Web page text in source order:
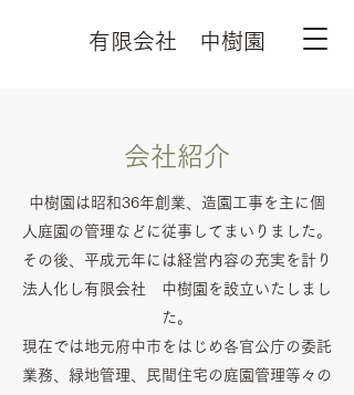
有限会社 中樹園
​会社紹介
中樹園は昭和36年創業、造園工事を主に個
人庭園の管理などに従事してまいりました。
その後、平成元年には経営内容の充実を計り
法人化し有限会社 中樹園を設立いたしまし
た。
現在では地元府中市をはじめ各官公庁の委託
業務、緑地管理、民間住宅の庭園管理等々の